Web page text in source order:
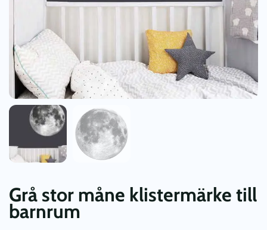
Grå stor måne klistermärke till
barnrum